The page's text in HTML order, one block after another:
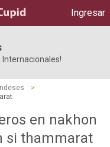
Ingresar
Internacionales!
>
en nakhon
si thammarat